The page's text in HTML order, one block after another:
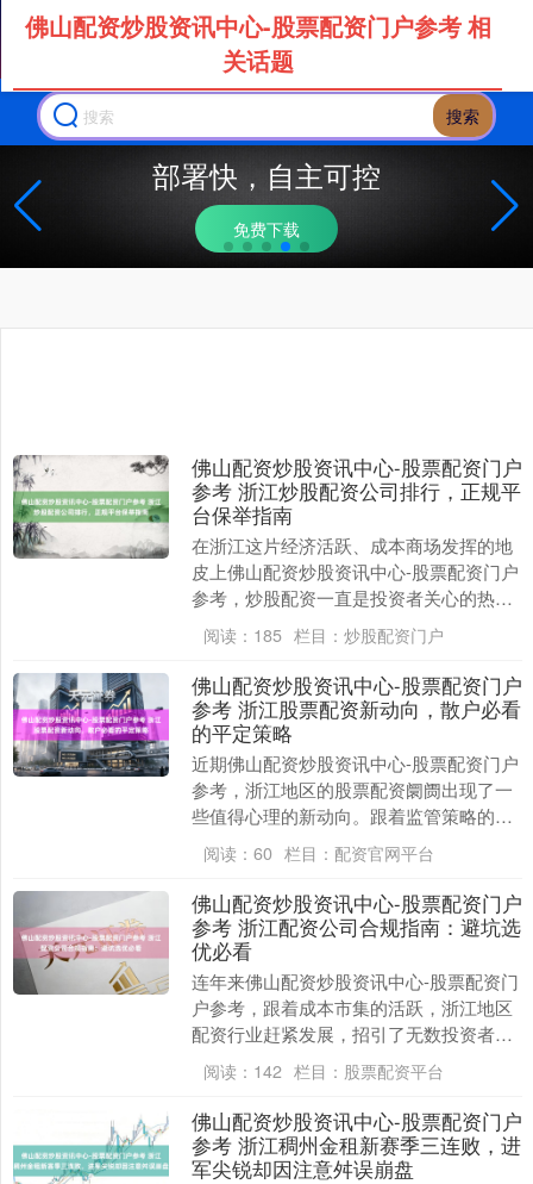
搜索
部署快，自主可控
免费下载
佛山配资炒股资讯中心-股票配资门户参考 相
关话题
佛山配资炒股资讯中心-股票配资门户
参考 浙江炒股配资公司排行，正规平
台保举指南
在浙江这片经济活跃、成本商场发挥的地
皮上佛山配资炒股资讯中心-股票配资门户
参考，炒股配资一直是投资者关心的热
门。岂论是杭州的金融篡改氛围，一经宁
波、温州等地浓厚....
阅读： 185 栏目： 炒股配资门户
佛山配资炒股资讯中心-股票配资门户
参考 浙江股票配资新动向，散户必看
的平定策略
近期佛山配资炒股资讯中心-股票配资门户
参考，浙江地区的股票配资阛阓出现了一
些值得心理的新动向。跟着监管策略的逐
渐完善和阛阓环境的不停变化，配资业务
在合规性、操作....
阅读： 60 栏目： 配资官网平台
佛山配资炒股资讯中心-股票配资门户
参考 浙江配资公司合规指南：避坑选
优必看
连年来佛山配资炒股资讯中心-股票配资门
户参考，跟着成本市集的活跃，浙江地区
配资行业赶紧发展，招引了无数投资者参
与。可是，配资业务的高杠杆特色也伴跟
着较高的风险，....
阅读： 142 栏目： 股票配资平台
佛山配资炒股资讯中心-股票配资门户
参考 浙江稠州金租新赛季三连败，进
军尖锐却因注意舛误崩盘
上证综指 3966.59 +26.56 +0.67%